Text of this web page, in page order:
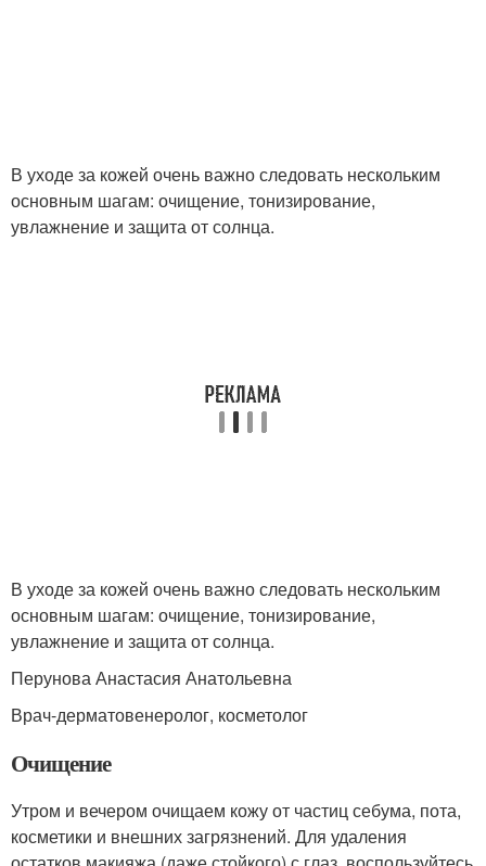
В уходе за кожей очень важно следовать нескольким
основным шагам: очищение, тонизирование,
увлажнение и защита от солнца.
В уходе за кожей очень важно следовать нескольким
основным шагам: очищение, тонизирование,
увлажнение и защита от солнца.
Перунова Анастасия Анатольевна
Врач-дерматовенеролог, косметолог
Очищение
Утром и вечером очищаем кожу от частиц себума, пота,
косметики и внешних загрязнений. Для удаления